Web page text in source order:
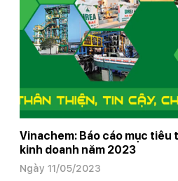
Vinachem: Báo cáo mục tiêu
kinh doanh năm 2023
Ngày 11/05/2023